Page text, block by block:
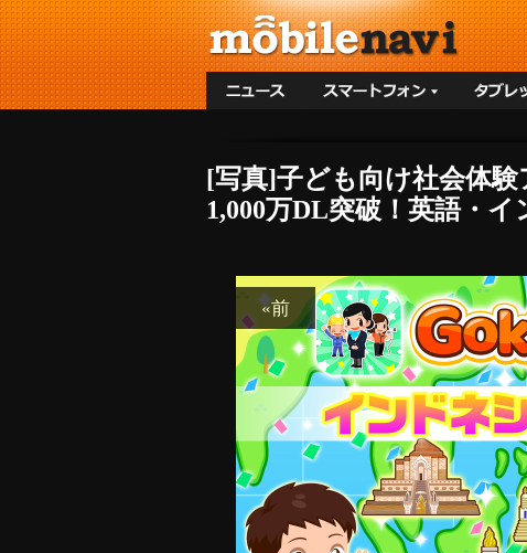
[写真]子ども向け社会体
1,000万DL突破！英語・
«前